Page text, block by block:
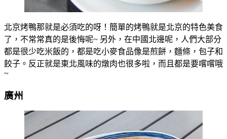
北京烤鴨那就是必須吃的呀！簡單的烤鴨就是北京的特色美食
了，不常常真的是後悔呢~ 另外，在中國北邊呢，人們大部分
都是很少吃米飯的，都是吃小麥食品像是煎餅，麵條，包子和
餃子。反正就是東北風味的燉肉也很多啦，而且都是要嚐嚐哦
~
廣州